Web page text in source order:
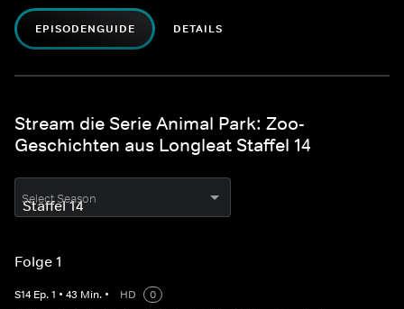
EPISODENGUIDE DETAILS
Stream die Serie Animal Park: Zoo-
Geschichten aus Longleat Staffel 14
Select Season
Folge 1
S14 Ep.1 • 43 Min. • HD
0